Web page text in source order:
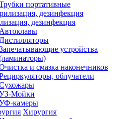
портативные
дезинфекция
Автоклавы
Дистилляторы
устройства
и смазка наконечников
облучатели
Мойки
камеры
Хирургия